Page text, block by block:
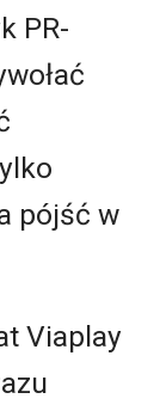
PR-
pójść w
Viaplay